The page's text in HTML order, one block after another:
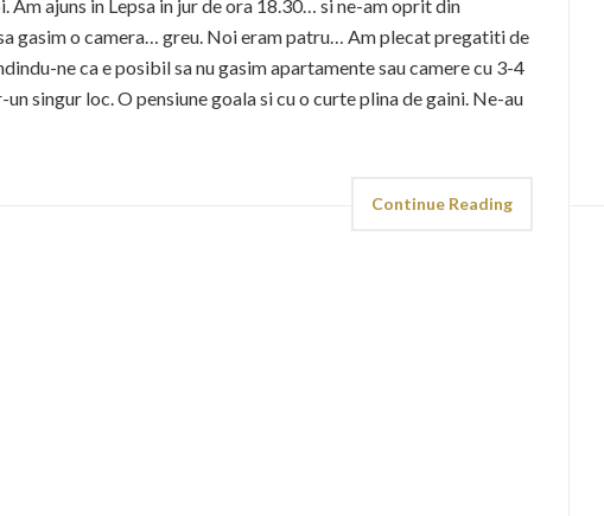
Am ajuns in Lepsa in jur de ora 18.30… si ne-am oprit din
gasim o camera… greu. Noi eram patru… Am plecat pregatiti de
ne ca e posibil sa nu gasim apartamente sau camere cu 3-4
singur loc. O pensiune goala si cu o curte plina de gaini. Ne-au
Continue Reading